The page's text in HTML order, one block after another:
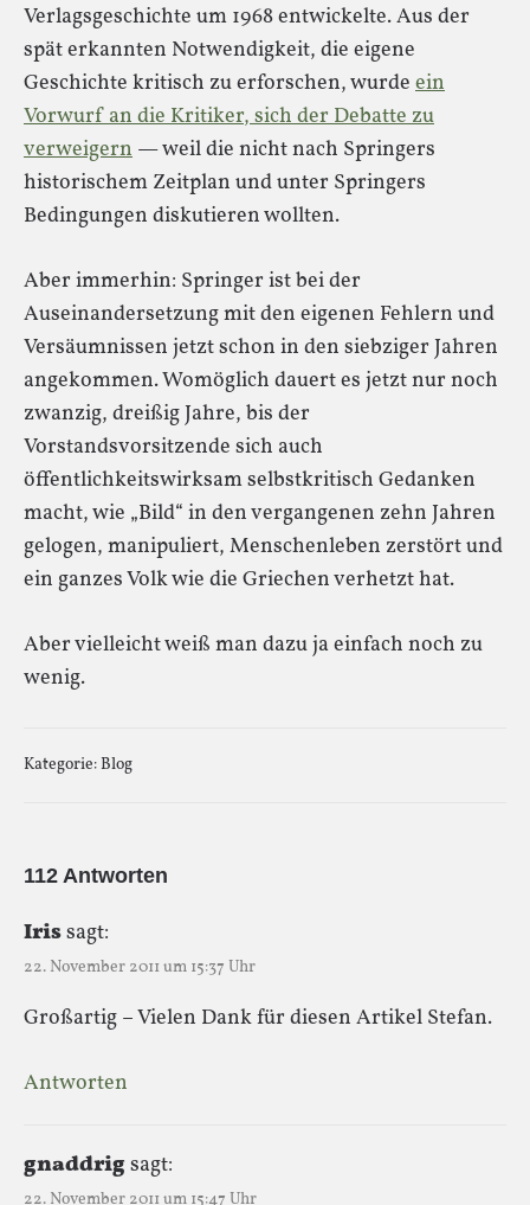
Verlagsgeschichte um 1968 entwickelte. Aus der
spät erkannten Notwendigkeit, die eigene
Geschichte kritisch zu erforschen, wurde ein
Vorwurf an die Kritiker, sich der Debatte zu
verweigern — weil die nicht nach Springers
historischem Zeitplan und unter Springers
Bedingungen diskutieren wollten.
Aber immerhin: Springer ist bei der
Auseinandersetzung mit den eigenen Fehlern und
Versäumnissen jetzt schon in den siebziger Jahren
angekommen. Womöglich dauert es jetzt nur noch
zwanzig, dreißig Jahre, bis der
Vorstandsvorsitzende sich auch
öffentlichkeitswirksam selbstkritisch Gedanken
macht, wie „Bild“ in den vergangenen zehn Jahren
gelogen, manipuliert, Menschenleben zerstört und
ein ganzes Volk wie die Griechen verhetzt hat.
Aber vielleicht weiß man dazu ja einfach noch zu
wenig.
Kategorie:Blog
112 Antworten
Irissagt:
22. November 2011 um 15:37 Uhr
Großartig – Vielen Dank für diesen Artikel Stefan.
Antworten
gnaddrigsagt:
22. November 2011 um 15:47 Uhr